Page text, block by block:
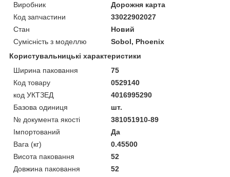
Виробник
Дорожня карта
Код запчастини
33022902027
Стан
Новий
Сумісність з моделлю
Sobol, Phoenix
Користувальницькі характеристики
Ширина паковання
75
Код товару
0529140
код УКТЗЕД
4016995290
Базова одиниця
шт.
№ документа якості
381051910-89
Імпортований
Да
Вага (кг)
0.45500
Висота паковання
52
Довжина паковання
52